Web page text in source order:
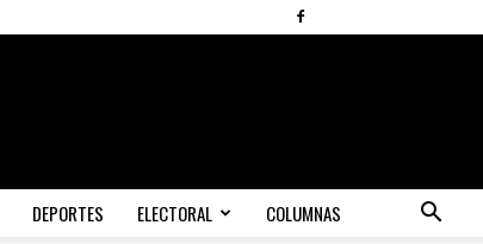
DEPORTES ELECTORAL COLUMNAS